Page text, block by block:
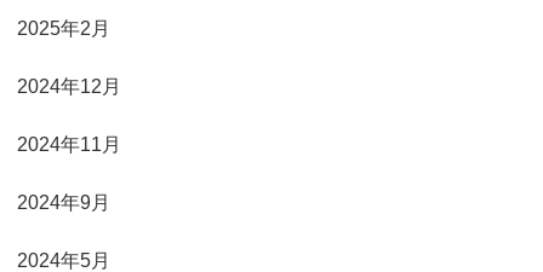
2025年2月
2024年12月
2024年11月
2024年9月
2024年5月